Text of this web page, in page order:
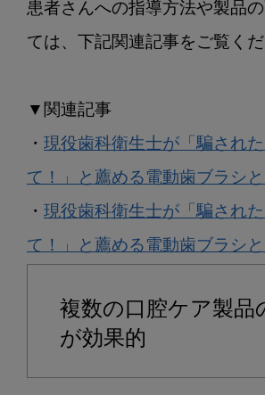
り
患者さんへの指導方法や製品
ては、下記関連記事をご覧くだ
▼関連記事
・ 現役歯科衛生士が「騙され
て！」と薦める電動歯ブラシ
・ 現役歯科衛生士が「騙され
て！」と薦める電動歯ブラシ
複数の口腔ケア製品
が効果的